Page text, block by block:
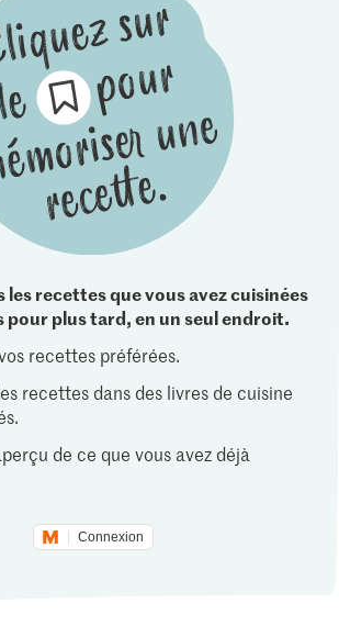
recettes que vous avez cuisinées
pour plus tard, en un seul endroit.
recettes préférées.
recettes dans des livres de cuisine
de ce que vous avez déjà
Connexion